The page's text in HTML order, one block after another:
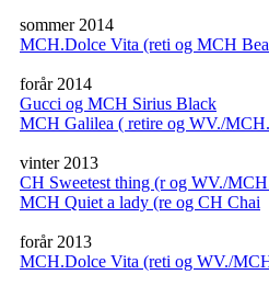
sommer 2014
MCH.Dolce Vita (reti og MCH
forår 2014
Gucci og MCH Sirius Black
MCH Galilea ( retire og WV./
vinter 2013
CH Sweetest thing (r og WV./
MCH Quiet a lady (re og CH Chai
forår 2013
MCH.Dolce Vita (reti og WV./